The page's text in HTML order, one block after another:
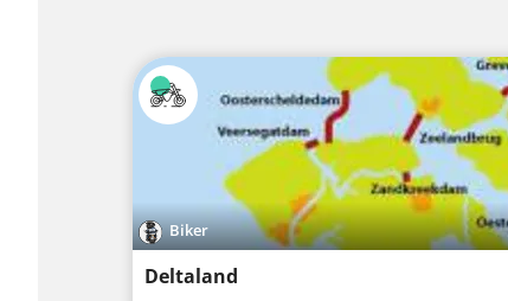
Biker
Deltaland